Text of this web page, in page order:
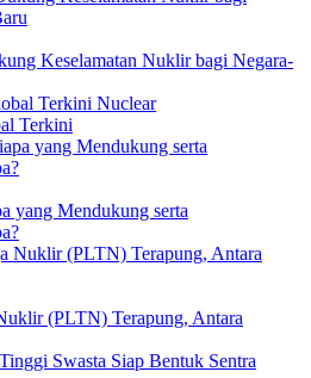
Keselamatan Nuklir bagi Negara-
Nuclear
Terkini
yang Mendukung serta
(PLTN) Terapung, Antara